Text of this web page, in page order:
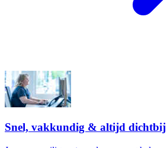
Snel, vakkundig & altijd dichtbij